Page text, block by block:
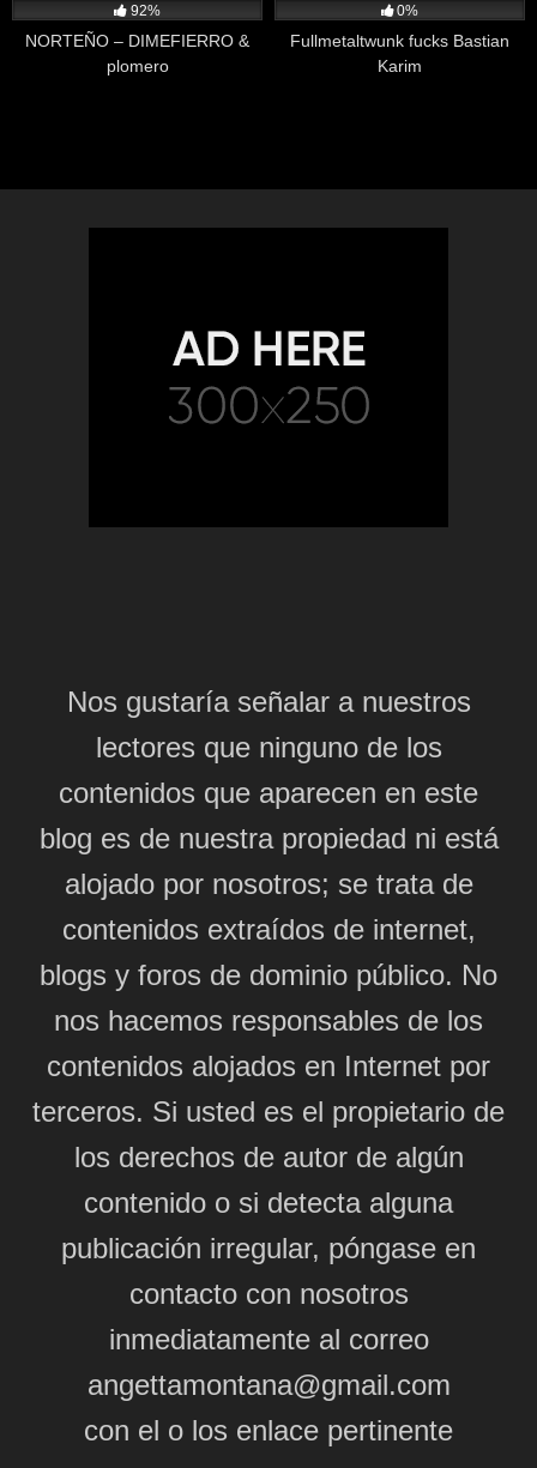
92%
NORTEÑO – DIMEFIERRO &
plomero
0%
Fullmetaltwunk fucks Bastian
Karim
Nos gustaría señalar a nuestros
lectores que ninguno de los
contenidos que aparecen en este
blog es de nuestra propiedad ni está
alojado por nosotros; se trata de
contenidos extraídos de internet,
blogs y foros de dominio público. No
nos hacemos responsables de los
contenidos alojados en Internet por
terceros. Si usted es el propietario de
los derechos de autor de algún
contenido o si detecta alguna
publicación irregular, póngase en
contacto con nosotros
inmediatamente al correo
angettamontana@gmail.com
con el o los enlace pertinente